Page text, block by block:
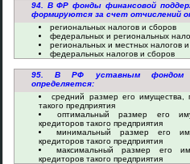
94. В ФР фонды финансовой
формируются за счет отчислений
региональных налогов и сборов
федеральных и региональных
региональных и местных налогов
федеральных налогов и сборов
95. В РФ уставным фондом
определяется:
средний размер его имущества,
такого предприятия
оптимальный размер его
кредиторов такого предприятия
минимальный размер его
кредиторов такого предприятия
максимальный размер его
кредиторов такого предприятия